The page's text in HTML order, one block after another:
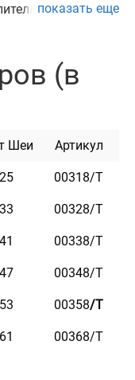
службы
горчичный,
показать еще
(в
Шеи Артикул
00318/Т
00328/Т
00338/Т
00348/Т
00358/Т
00368/Т